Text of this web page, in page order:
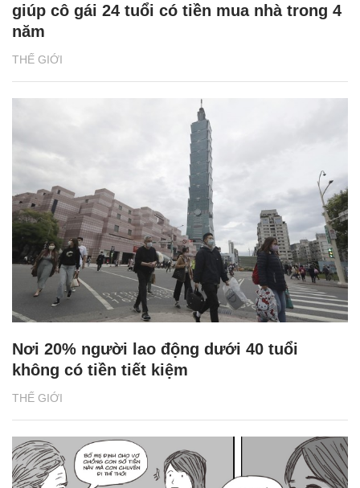
THẾ GIỚI
giúp cô gái 24 tuổi có tiền mua nhà trong 4
năm
THẾ GIỚI
Nơi 20% người lao động dưới 40 tuổi
không có tiền tiết kiệm